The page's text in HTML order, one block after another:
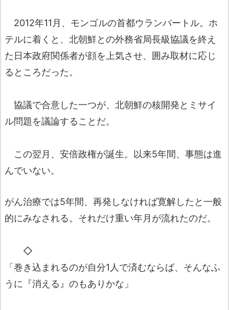
2012年11月、モンゴルの首都ウランバートル。ホ
テルに着くと、北朝鮮との外務省局長級協議を終え
た日本政府関係者が顔を上気させ、囲み取材に応じ
るところだった。
協議で合意した一つが、北朝鮮の核開発とミサイ
ル問題を議論することだ。
この翌月、安倍政権が誕生。以来5年間、事態は進
んでいない。
がん治療では5年間、再発しなければ寛解したと一般
的にみなされる。それだけ重い年月が流れたのだ。
◇
「巻き込まれるのが自分1人で済むならば、そんなふ
うに『消える』のもありかな」